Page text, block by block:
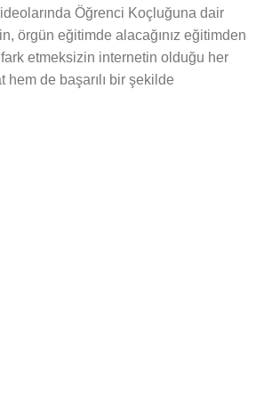
Öğrenci Koçluğuna dair
örgün eğitimde alacağınız eğitimden
etmeksizin internetin olduğu her
de başarılı bir şekilde